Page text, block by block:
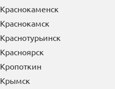
Краснокаменск
Краснокамск
Краснотурьинск
Красноярск
Кропоткин
Крымск